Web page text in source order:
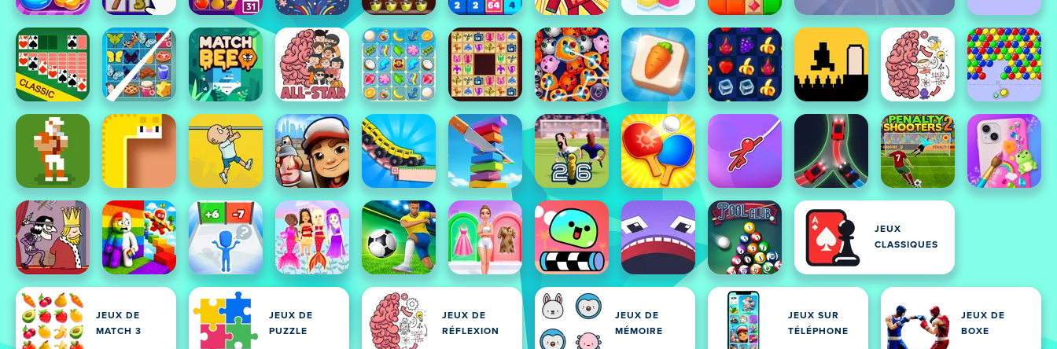
JEUX
CLASSIQUES
JEUX DE
MATCH 3
JEUX DE
PUZZLE
JEUX DE
RÉFLEXION
JEUX DE
MÉMOIRE
JEUX SUR
TÉLÉPHONE
JEUX DE
BOXE